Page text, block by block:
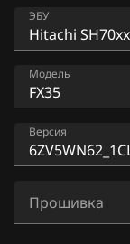
Acura
Alfa Romeo
ATLAS
BAIC
Bentley
ЭБУ
Bosch
Hitachi
Hitachi SH70xx
Hitachi
Модель
EX25
EX37
FX35
Версия
Прошивка